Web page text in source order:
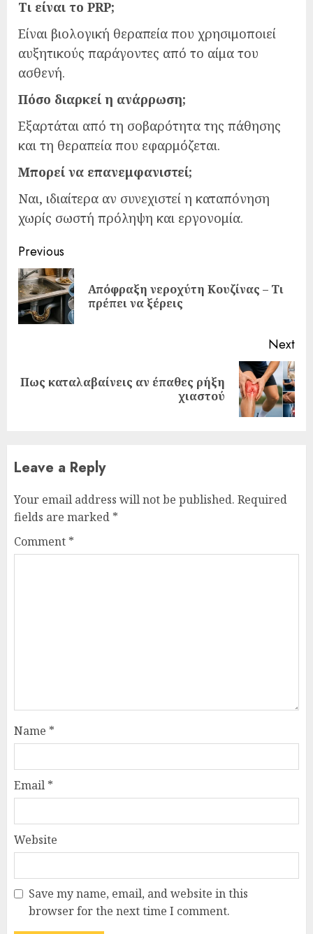
Τι είναι το PRP;
Είναι βιολογική θεραπεία που χρησιμοποιεί
αυξητικούς παράγοντες από το αίμα του
ασθενή.
Πόσο διαρκεί η ανάρρωση;
Εξαρτάται από τη σοβαρότητα της πάθησης
και τη θεραπεία που εφαρμόζεται.
Μπορεί να επανεμφανιστεί;
Ναι, ιδιαίτερα αν συνεχιστεί η καταπόνηση
χωρίς σωστή πρόληψη και εργονομία.
Continue
Reading
Previous
Απόφραξη νεροχύτη Κουζίνας – Τι
πρέπει να ξέρεις
Next
Next
Πως καταλαβαίνεις αν έπαθες ρήξη
χιαστού
Leave a Reply
Your email address will not be published. Required
fields are marked *
Comment *
Name *
Email *
Website
Save my name, email, and website in this
browser for the next time I comment.